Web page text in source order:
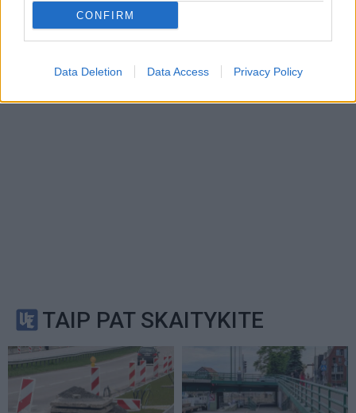
CONFIRM
Data Deletion Data Access Privacy Policy
Serviceapply.
TAIP PAT SKAITYKITE